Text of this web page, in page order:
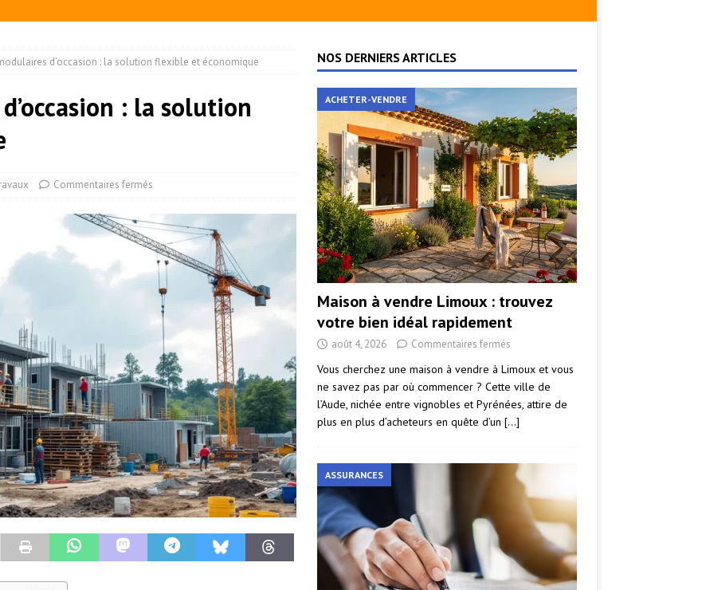
d’occasion : la solution flexible et économique
: la solution
Commentaires fermés
NOS DERNIERS ARTICLES
ACHETER-VENDRE
Maison à vendre Limoux : trouvez
votre bien idéal rapidement
août 4, 2026 Commentaires fermés
Vous cherchez une maison à vendre à Limoux et vous
ne savez pas par où commencer ? Cette ville de
l’Aude, nichée entre vignobles et Pyrénées, attire de
plus en plus d’acheteurs en quête d’un […]
ASSURANCES